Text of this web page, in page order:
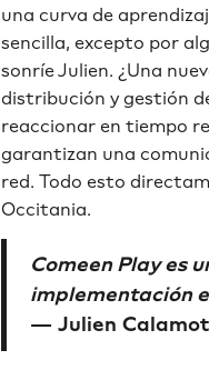
una curva de
sencilla, excepto por
sonríe Julien. ¿Una
distribución y gestión
reaccionar en tiempo
garantizan una
red. Todo esto
Occitania.
Comeen Play es
implementación
— Julien